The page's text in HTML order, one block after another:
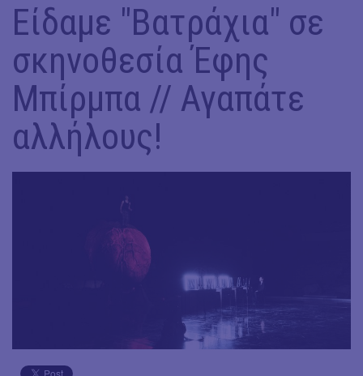
Είδαμε "Βατράχια" σε
σκηνοθεσία Έφης
Μπίρμπα // Αγαπάτε
αλλήλους!